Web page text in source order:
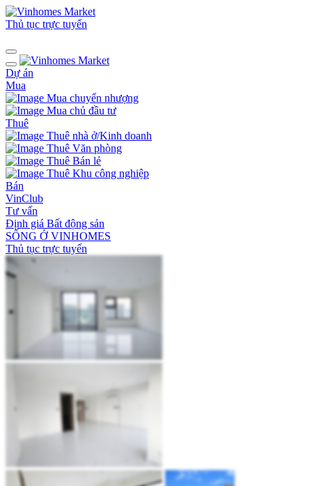
Thủ tục trực tuyến
Dự án
Mua
Mua chuyển nhượng
Mua chủ đầu tư
Thuê
Thuê nhà ở/Kinh doanh
Thuê Văn phòng
Thuê Bán lẻ
Thuê Khu công nghiệp
Bán
VinClub
Tư vấn
Định giá Bất động sản
SỐNG Ở VINHOMES
Thủ tục trực tuyến